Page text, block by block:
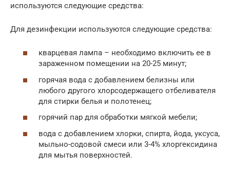
используются следующие средства:
Для дезинфекции используются следующие средства:
кварцевая лампа – необходимо включить ее в
зараженном помещении на 20-25 минут;
горячая вода с добавлением белизны или
любого другого хлорсодержащего отбеливателя
для стирки белья и полотенец;
горячий пар для обработки мягкой мебели;
вода с добавлением хлорки, спирта, йода, уксуса,
мыльно-содовой смеси или 3-4% хлоргексидина
для мытья поверхностей.